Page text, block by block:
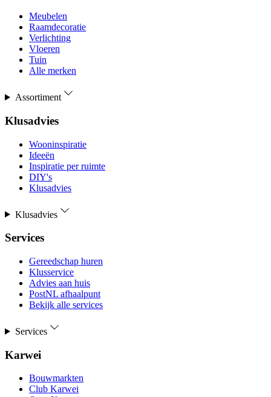
Meubelen
Raamdecoratie
Verlichting
Vloeren
Tuin
Alle merken
Assortiment
Klusadvies
Wooninspiratie
Ideeën
Inspiratie per ruimte
DIY's
Klusadvies
Klusadvies
Services
Gereedschap huren
Klusservice
Advies aan huis
PostNL afhaalpunt
Bekijk alle services
Services
Karwei
Bouwmarkten
Club Karwei